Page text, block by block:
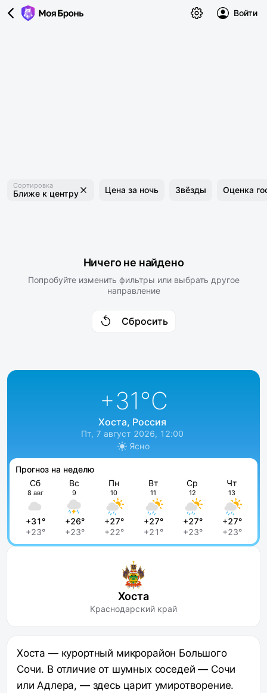
Войти
Сортировка
Ближе к центру Цена за ночь Звёзды Оценка
Ничего не найдено
Попробуйте изменить фильтры или выбрать другое
направление
Сбросить
+31°C
Хоста, Россия
Пт, 7 август 2026, 12:00
Ясно
Прогноз на неделю
Сб
8 авг
+31°
+23°
Вс
9
+26°
+23°
Пн
10
+27°
+22°
Вт
11
+27°
+21°
Ср
12
+27°
+23°
Чт
13
+27°
+23°
Хоста
Краснодарский край
Хоста — курортный микрорайон Большого
Сочи. В отличие от шумных соседей — Сочи
или Адлера, — здесь царит умиротворение.